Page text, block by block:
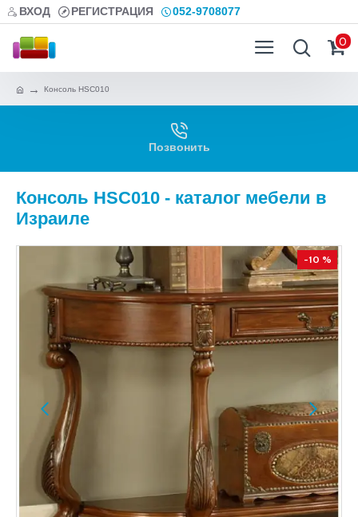
ВХОД РЕГИСТРАЦИЯ 052-9708077
0
Консоль HSC010
Позвонить
Консоль HSC010 - каталог мебели в
Израиле
-10 %